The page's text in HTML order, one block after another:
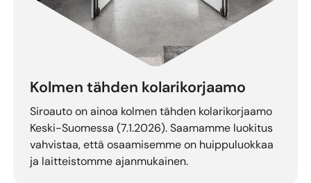
Kolmen tähden kolarikorjaamo
Siroauto on ainoa kolmen tähden kolarikorjaamo
Keski-Suomessa (7.1.2026). Saamamme luokitus
vahvistaa, että osaamisemme on huippuluokkaa
ja laitteistomme ajanmukainen.